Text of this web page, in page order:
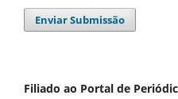
Enviar Submissão
Filiado ao Portal de